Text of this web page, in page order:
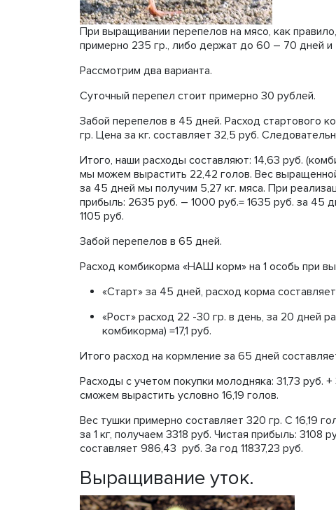
При выращивании перепелов на мясо, как
примерно 235 гр., либо держат до 60 – 70 дней и
Рассмотрим два варианта.
Суточный перепел стоит примерно 30 рублей.
Забой перепелов в 45 дней. Расход стартового
гр. Цена за кг. составляет 32,5 руб.
Итого, наши расходы составляют: 14,63 руб.
мы можем вырастить 22,42 голов. Вес
за 45 дней мы получим 5,27 кг. мяса. При
прибыль: 2635 руб. – 1000 руб.= 1635 руб. за 45
1105 руб.
Забой перепелов в 65 дней.
Расход комбикорма «НАШ корм» на 1 особь при
«Старт» за 45 дней, расход корма
«Рост» расход 22 -30 гр. в день, за 20 дней
комбикорма) =17,1 руб.
Итого расход на кормление за 65 дней
Расходы с учетом покупки молодняка: 31,73 руб.
сможем вырастить условно 16,19 голов.
Вес тушки примерно составляет 320 гр. С 16,19
за 1 кг, получаем 3318 руб. Чистая прибыль: 3108
составляет 986,43 руб. За год 11837,23 руб.
Выращивание уток.